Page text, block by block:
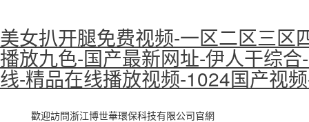
美女扒开腿免费视频-一区二区三区
播放九色-国产最新网址-伊人干综
线-精品在线播放视频-1024国产视
歡迎訪問浙江博世華環保科技有限公司官網